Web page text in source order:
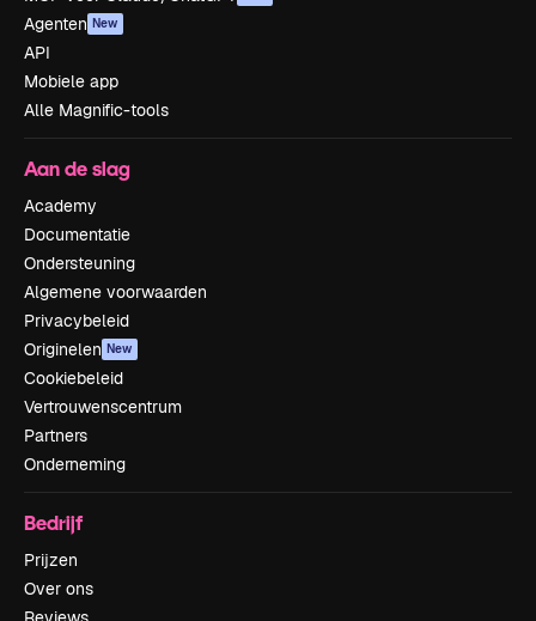
Agenten New
API
Mobiele app
Alle Magnific-tools
Aan de slag
Academy
Documentatie
Ondersteuning
Algemene voorwaarden
Privacybeleid
Originelen New
Cookiebeleid
Vertrouwenscentrum
Partners
Onderneming
Bedrijf
Prijzen
Over ons